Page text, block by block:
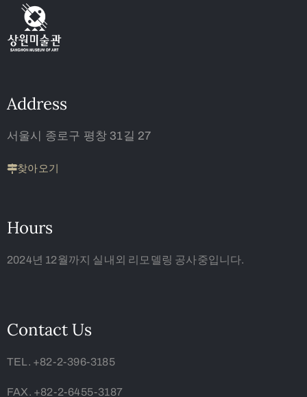
Address
서울시 종로구 평창 31길 27
찾아오기
Hours
2024년 12월까지 실내외 리모델링 공사중입니다.
Contact Us
TEL. +82-2-396-3185
FAX. +82-2-6455-3187